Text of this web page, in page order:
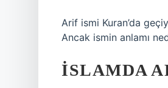
Arif ismi Kuran’da
Ancak ismin anlamı
İSLAMDA